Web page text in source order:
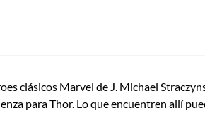
clásicos Marvel de J. Michael
para Thor. Lo que encuentren allí